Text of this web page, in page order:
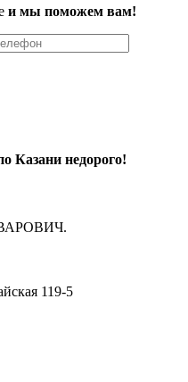
и мы поможем вам!
Казани недорого!
119-5